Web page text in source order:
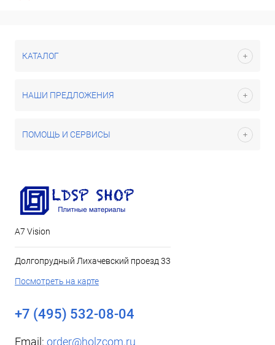
КАТАЛОГ
НАШИ ПРЕДЛОЖЕНИЯ
ПОМОЩЬ И СЕРВИСЫ
А7 Vision
Долгопрудный Лихачевский проезд 33
Посмотреть на карте
+7 (495) 532-08-04
Email: order@holzcom.ru